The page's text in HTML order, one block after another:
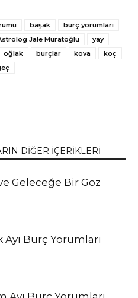
başak
burç yorumları
Jale Muratoğlu
yay
oğlak burçlar kova
koç
DİĞER İÇERİKLERİ
Geleceğe Bir Göz
Ayı Burç Yorumları